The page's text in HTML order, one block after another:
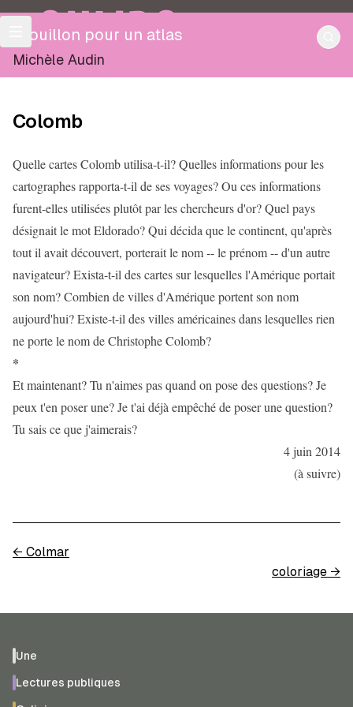
OULIPO
Brouillon pour un atlas
Michèle Audin
Colomb
Quelle cartes Colomb utilisa-t-il? Quelles informations pour les
cartographes rapporta-t-il de ses voyages? Ou ces informations
furent-elles utilisées plutôt par les chercheurs d'or? Quel pays
désignait le mot Eldorado? Qui décida que le continent, qu'après
tout il avait découvert, porterait le nom -- le prénom -- d'un autre
navigateur? Exista-t-il des cartes sur lesquelles l'Amérique portait
son nom? Combien de villes d'Amérique portent son nom
aujourd'hui? Existe-t-il des villes américaines dans lesquelles rien
ne porte le nom de Christophe Colomb?
*
Et maintenant? Tu n'aimes pas quand on pose des questions? Je
peux t'en poser une? Je t'ai déjà empêché de poser une question?
Tu sais ce que j'aimerais?
4 juin 2014
(à suivre)
← Colmar
coloriage →
Une
Lectures publiques